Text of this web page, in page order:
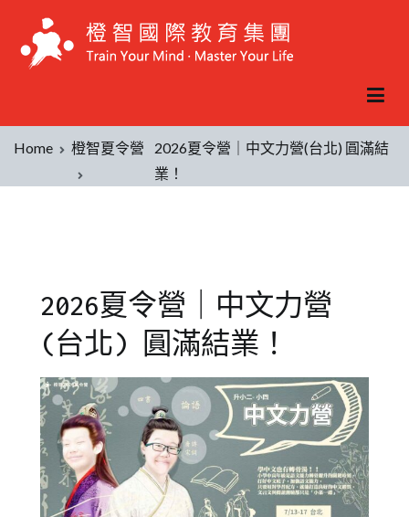
Home 橙智夏令營
2026夏令營｜中文力營(台北) 圓滿結
業！
2026夏令營｜中文力營
(台北) 圓滿結業！